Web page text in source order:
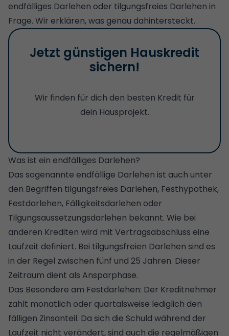
endfälliges Darlehen oder tilgungsfreies Darlehen in
Frage. Wir erklären, was genau dahintersteckt.
Jetzt günstigen Hauskredit
sichern!
Wir finden für dich den besten Kredit für
dein Hausprojekt.
Was ist ein endfälliges Darlehen?
Das sogenannte endfällige Darlehen ist auch unter
den Begriffen tilgungsfreies Darlehen, Festhypothek,
Festdarlehen, Fälligkeitsdarlehen oder
Tilgungsaussetzungsdarlehen bekannt. Wie bei
anderen Krediten wird mit Vertragsabschluss eine
Laufzeit definiert. Bei tilgungsfreien Darlehen sind es
in der Regel zwischen fünf und 25 Jahren. Dieser
Zeitraum dient als Ansparphase.
Das Besondere am Festdarlehen: Der Kreditnehmer
zahlt monatlich oder quartalsweise lediglich den
fälligen Zinsanteil. Da sich die Schuld während der
Laufzeit nicht verändert, sind auch die regelmäßigen